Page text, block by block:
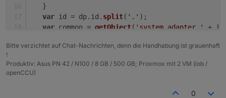
   }
var id = dp. id . split( '.' );
var common = getObject( 'system.adapter.'
+
if (dp.state.val && dp. oldState. val ===
clearTimeout
(timer);
Bitte verzichtet auf Chat-Nachrichten, denn die Handhabung ist grauenhaft
!
Produktiv: Asus PN 42 / N100 / 8 GB / 500 GB; Proxmox mit 2 VM (iob /
openCCU)
0